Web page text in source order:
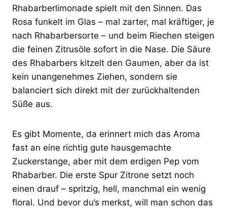
Rhabarberlimonade spielt mit den Sinnen. Das
Rosa funkelt im Glas – mal zarter, mal kräftiger, je
nach Rhabarbersorte – und beim Riechen steigen
die feinen Zitrusöle sofort in die Nase. Die Säure
des Rhabarbers kitzelt den Gaumen, aber da ist
kein unangenehmes Ziehen, sondern sie
balanciert sich direkt mit der zurückhaltenden
Süße aus.
Es gibt Momente, da erinnert mich das Aroma
fast an eine richtig gute hausgemachte
Zuckerstange, aber mit dem erdigen Pep vom
Rhabarber. Die erste Spur Zitrone setzt noch
einen drauf – spritzig, hell, manchmal ein wenig
floral. Und bevor du’s merkst, will man schon das